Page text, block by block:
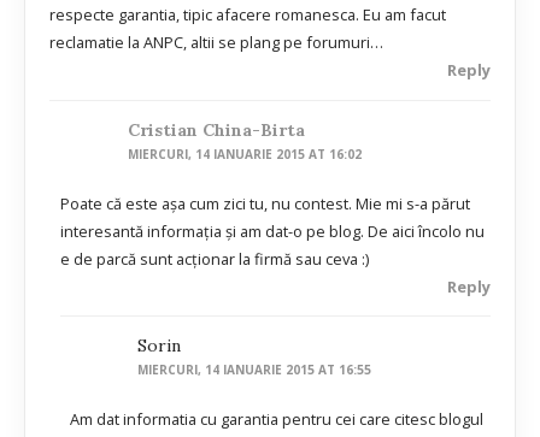
respecte garantia, tipic afacere romanesca. Eu am facut
reclamatie la ANPC, altii se plang pe forumuri…
Reply
Cristian China-Birta
MIERCURI, 14 IANUARIE 2015 AT 16:02
Poate că este aşa cum zici tu, nu contest. Mie mi s-a părut
interesantă informaţia şi am dat-o pe blog. De aici încolo nu
e de parcă sunt acţionar la firmă sau ceva :)
Reply
Sorin
MIERCURI, 14 IANUARIE 2015 AT 16:55
Am dat informatia cu garantia pentru cei care citesc blogul